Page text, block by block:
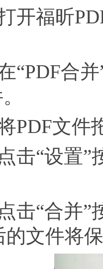
福昕
合并”
文件
“设置”
“合并”按
的文件将